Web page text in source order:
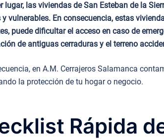
lugar, las viviendas de San Esteban de la
vulnerables. En consecuencia, estas
puede dificultar el acceso en caso de
de antiguas cerraduras y el terreno
en A.M. Cerrajeros Salamanca
la protección de tu hogar o negocio.
Rápida